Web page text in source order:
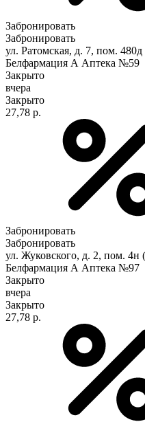
Забронировать
Забронировать
ул. Ратомская, д. 7, пом. 480д
Белфармация А Аптека №59
Закрыто
вчера
Закрыто
27,78 р.
Забронировать
Забронировать
ул. Жуковского, д. 2, пом.
Белфармация А Аптека №97
Закрыто
вчера
Закрыто
27,78 р.